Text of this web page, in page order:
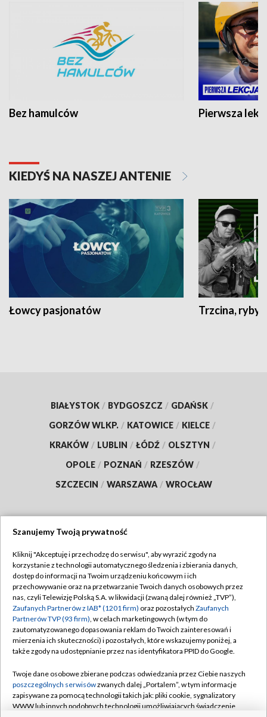
Bez hamulców Pierwsza
KIEDYŚ NA NASZEJ ANTENIE
Łowcy pasjonatów Trzcina, ryby
BIAŁYSTOK / BYDGOSZCZ / GDAŃSK /
GORZÓW WLKP. / KATOWICE / KIELCE /
KRAKÓW / LUBLIN / ŁÓDŹ / OLSZTYN /
OPOLE / POZNAŃ / RZESZÓW /
SZCZECIN / WARSZAWA / WROCŁAW
TVP
Abonament TVP
Emisja w TVP
Centrum informacji TVP
Naziemna Telewizja Cyfrowa
Rada Programowa
System NOS
Regulamin TVP
Polityka prywatności
Moje zgody
Pomoc
Kontakt
Szanujemy Twoją prywatność
Kliknij "Akceptuję i przechodzę do serwisu", aby wyrazić zgody na
korzystanie z technologii automatycznego śledzenia i zbierania danych,
dostęp do informacji na Twoim urządzeniu końcowym i ich
przechowywanie oraz na przetwarzanie Twoich danych osobowych przez
nas, czyli Telewizję Polską S.A. w likwidacji (zwaną dalej również „TVP”),
Zaufanych Partnerów z IAB* (1201 firm) oraz pozostałych Zaufanych
Partnerów TVP (93 firm), w celach marketingowych (w tym do
zautomatyzowanego dopasowania reklam do Twoich zainteresowań i
mierzenia ich skuteczności) i pozostałych, które wskazujemy poniżej, a
także zgody na udostępnianie przez nas identyfikatora PPID do Google.
Twoje dane osobowe zbierane podczas odwiedzania przez Ciebie naszych
poszczególnych serwisówzwanych dalej „Portalem”, w tym informacje
zapisywane za pomocą technologii takich jak: pliki cookie, sygnalizatory
WWW lub innych podobnych technologii umożliwiających świadczenie